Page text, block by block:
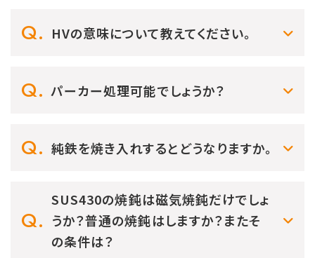
HVの意味について教えてください。
パーカー処理可能でしょうか？
純鉄を焼き入れするとどうなりますか。
SUS430の焼鈍は磁気焼鈍だけでしょ
うか？普通の焼鈍はしますか？またそ
の条件は？